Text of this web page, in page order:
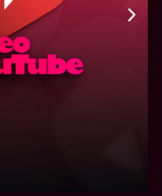
presentar tus
te preocupes por la
encargamos de eso